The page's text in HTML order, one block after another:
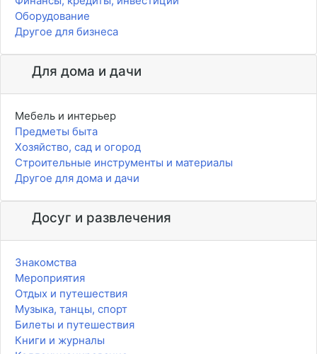
Оборудование
Другое для бизнеса
Для дома и дачи
Мебель и интерьер
Предметы быта
Хозяйство, сад и огород
Строительные инструменты и материалы
Другое для дома и дачи
Досуг и развлечения
Знакомства
Мероприятия
Отдых и путешествия
Музыка, танцы, спорт
Билеты и путешествия
Книги и журналы